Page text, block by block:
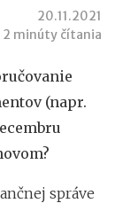
20.11.2021
2 minúty čítania
(napr.
správe